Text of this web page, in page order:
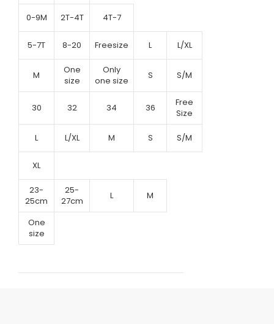
0-9M 2T-4T 4T-7
5-7T 8-20 Freesize L L/XL
M
One
size
Only
one size
S S/M
30 32 34 36
Free
Size
L L/XL M S S/M
XL
23-
25cm
25-
27cm
L M
One
size